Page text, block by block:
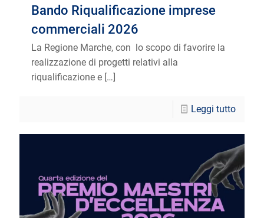
Bando Riqualificazione imprese
commerciali 2026
La Regione Marche, con lo scopo di favorire la
realizzazione di progetti relativi alla
riqualificazione e […]
Leggi tutto